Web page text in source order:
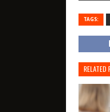
TAGS:
RELATED